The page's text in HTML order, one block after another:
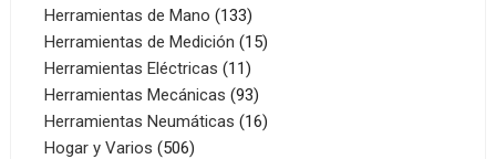
productos
Herramientas de Mano 133133
productos
Herramientas de Medición 1515
Herramientas Eléctricas 1111
productos
Herramientas Mecánicas 9393
productos
Herramientas Neumáticas 1616
Hogar y Varios 506506